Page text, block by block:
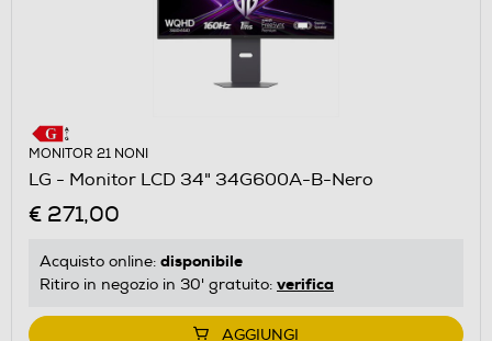
MONITOR 21 NONI
LG - Monitor LCD 34" 34G600A-B-Nero
€ 271,00
Acquisto online: disponibile
Ritiro in negozio in 30' gratuito: verifica
AGGIUNGI